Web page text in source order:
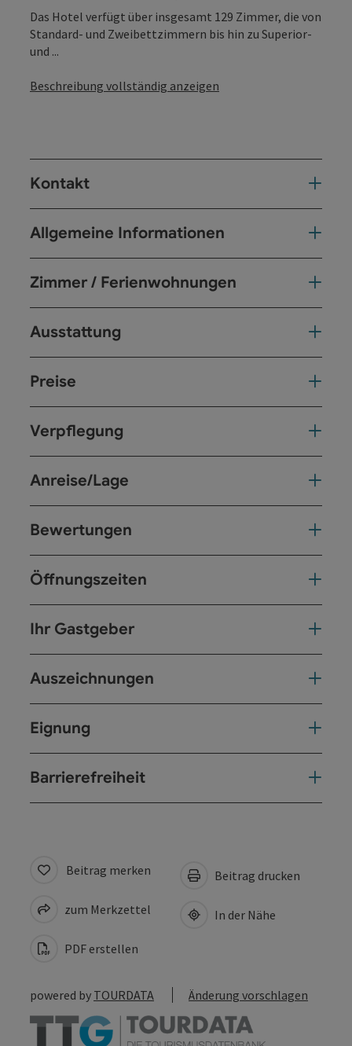
Das Hotel verfügt über insgesamt 129 Zimmer, die von
Standard- und Zweibettzimmern bis hin zu Superior-
und ...
Beschreibung vollständig anzeigen
Kontakt
Allgemeine Informationen
Zimmer / Ferienwohnungen
Ausstattung
Preise
Verpflegung
Anreise/Lage
Bewertungen
Öffnungszeiten
Ihr Gastgeber
Auszeichnungen
Eignung
Barrierefreiheit
Beitrag merken
zum Merkzettel
PDF erstellen
Beitrag drucken
In der Nähe
powered by TOURDATA Änderung vorschlagen